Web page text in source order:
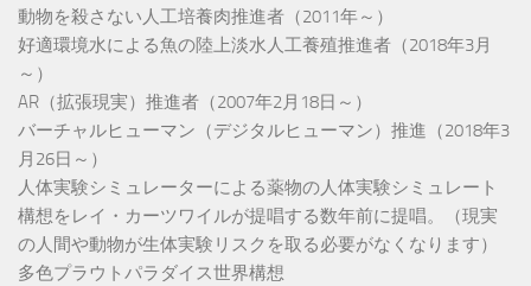
動物を殺さない人工培養肉推進者（2011年～）
好適環境水による魚の陸上淡水人工養殖推進者（2018年3月
～）
AR（拡張現実）推進者（2007年2月18日～）
バーチャルヒューマン（デジタルヒューマン）推進（2018年3
月26日～）
人体実験シミュレーターによる薬物の人体実験シミュレート
構想をレイ・カーツワイルが提唱する数年前に提唱。（現実
の人間や動物が生体実験リスクを取る必要がなくなります）
多色プラウトパラダイス世界構想